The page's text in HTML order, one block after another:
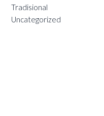
Tradisional
Uncategorized